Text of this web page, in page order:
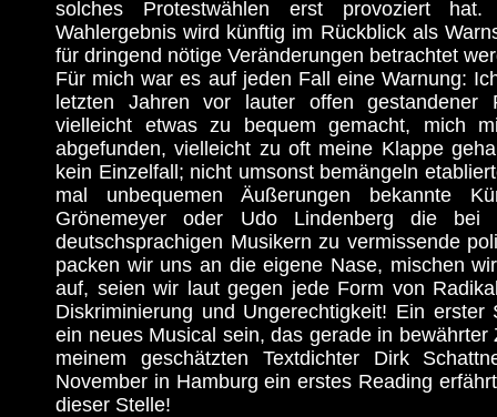
solches Protestwählen erst provoziert
Wahlergebnis wird künftig im Rückblick als
für dringend nötige Veränderungen betrachtet
Für mich war es auf jeden Fall eine Warnung:
letzten Jahren vor lauter offen gestandener
vielleicht etwas zu bequem gemacht, mich
abgefunden, vielleicht zu oft meine Klappe
kein Einzelfall; nicht umsonst bemängeln
mal unbequemen Äußerungen bekannte
Grönemeyer oder Udo Lindenberg die bei
deutschsprachigen Musikern zu vermissende
packen wir uns an die eigene Nase, mischen
auf, seien wir laut gegen jede Form von
Diskriminierung und Ungerechtigkeit! Ein
ein neues Musical sein, das gerade in bewährter
meinem geschätzten Textdichter Dirk
November in Hamburg ein erstes Reading
dieser Stelle!